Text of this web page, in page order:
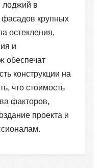
лоджий в
крупных
остекления,
и
обеспечат
конструкции на
что стоимость
факторов,
проекта и